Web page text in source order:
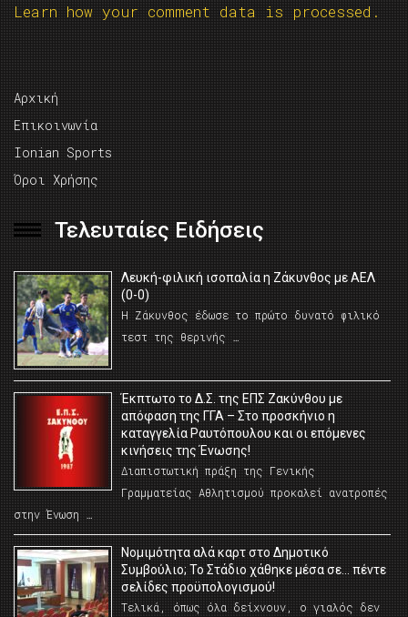
Learn how your comment data is processed.
Αρχική
Επικοινωνία
Ionian Sports
Όροι Χρήσης
Τελευταίες Ειδήσεις
Λευκή-φιλική ισοπαλία η Ζάκυνθος με ΑΕΛ
(0-0)
Η Ζάκυνθος έδωσε το πρώτο δυνατό φιλικό
τεστ της θερινής …
Έκπτωτο το Δ.Σ. της ΕΠΣ Ζακύνθου με
απόφαση της ΓΓΑ – Στο προσκήνιο η
καταγγελία Ραυτόπουλου και οι επόμενες
κινήσεις της Ένωσης!
Διαπιστωτική πράξη της Γενικής
Γραμματείας Αθλητισμού προκαλεί ανατροπές
στην Ένωση …
Νομιμότητα αλά καρτ στο Δημοτικό
Συμβούλιο; Το Στάδιο χάθηκε μέσα σε… πέντε
σελίδες προϋπολογισμού!
Τελικά, όπως όλα δείχνουν, ο γιαλός δεν